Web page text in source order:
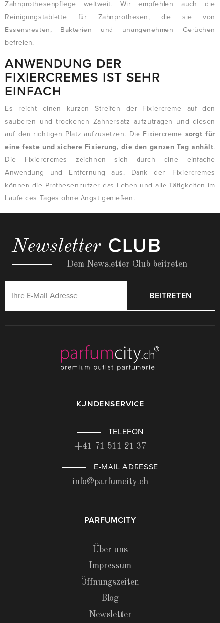
Zahnprothesenpflege weltweit. Wir empfehlen auch die
Reinigungstablette für Zahnprothesen, die sie von
Essensresten, Bakterien und unangenehmen Gerüchen
befreien.
ANWENDUNG DER
FIXIERCREMES IST SEHR
EINFACH
Es reicht einen kurzen Streifen der Fixiercreme auf den
sauberen und trockenen Zahnersatz aufzutragen und diesen
auf den richtigen Platz aufzusetzen. Die Fixiercreme sorgt für
eine feste und sichere Fixierung, die den ganzen Tag anhält.
Die Fixiercremes zeichnen sich durch eine einfache
Anwendung und Entfernung aus. Dank den Fixiercremes
können die Prothesennutzer das Leben und alle Tätigkeiten im
Laufe des Tages ohne Angst genießen.
Newsletter CLUB
Dem Newsletter Club beitreten
BEITRETEN
KUNDENSERVICE
TELEFON
+41 71 511 21 37
E-MAIL ADRESSE
info@parfumcity.ch
PARFUMCITY
Über uns
Impressum
Öffnungszeiten
Blog
Newsletter